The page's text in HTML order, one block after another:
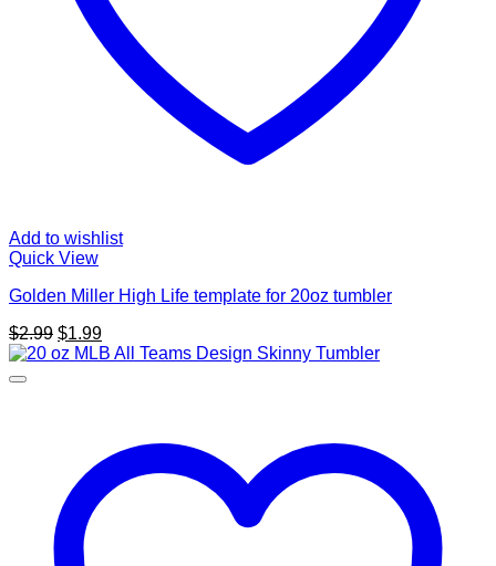
Add to wishlist
Quick View
Golden Miller High Life template for 20oz tumbler
$2.99 Original
price
$1.99Current
price